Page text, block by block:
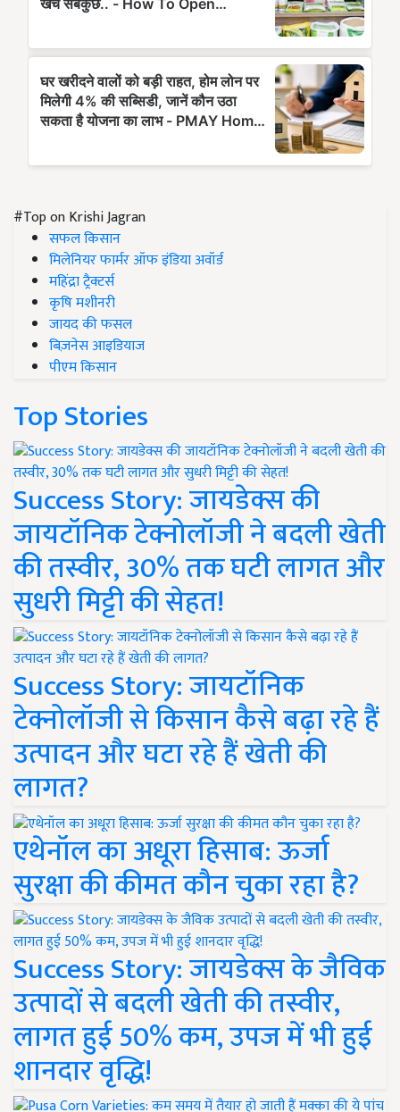
#Top on Krishi Jagran
सफल किसान
मिलेनियर फार्मर ऑफ इंडिया अवॉर्ड
महिंद्रा ट्रैक्टर्स
कृषि मशीनरी
जायद की फसल
बिज़नेस आइडियाज
पीएम किसान
Top Stories
Success Story: जायडेक्स की
जायटॉनिक टेक्नोलॉजी ने बदली खेती
की तस्वीर, 30% तक घटी लागत और
सुधरी मिट्टी की सेहत!
Success Story: जायटॉनिक
टेक्नोलॉजी से किसान कैसे बढ़ा रहे हैं
उत्पादन और घटा रहे हैं खेती की
लागत?
एथेनॉल का अधूरा हिसाब: ऊर्जा
सुरक्षा की कीमत कौन चुका रहा है?
Success Story: जायडेक्स के जैविक
उत्पादों से बदली खेती की तस्वीर,
लागत हुई 50% कम, उपज में भी हुई
शानदार वृद्धि!